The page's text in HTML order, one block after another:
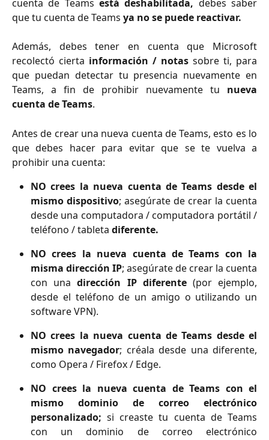
cuenta de Teams está deshabilitada, debes saber
que tu cuenta de Teams ya no se puede reactivar.
Además, debes tener en cuenta que Microsoft
recolectó cierta información / notas sobre ti, para
que puedan detectar tu presencia nuevamente en
Teams, a fin de prohibir nuevamente tu nueva
cuenta de Teams.
Antes de crear una nueva cuenta de Teams, esto es lo
que debes hacer para evitar que se te vuelva a
prohibir una cuenta:
NO crees la nueva cuenta de Teams desde el
mismo dispositivo; asegúrate de crear la cuenta
desde una computadora / computadora portátil /
teléfono / tableta diferente.
NO crees la nueva cuenta de Teams con la
misma dirección IP; asegúrate de crear la cuenta
con unadirección IP diferente(por ejemplo,
desde el teléfono de un amigo o utilizando un
software VPN).
NO crees la nueva cuenta de Teams desde el
mismo navegador; créala desde una diferente,
como Opera / Firefox / Edge.
NO crees la nueva cuenta de Teams con el
mismo dominio de correo electrónico
personalizado; si creaste tu cuenta de Teams
con un dominio de correo electrónico